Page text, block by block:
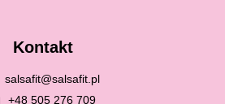
Kontakt
salsafit@salsafit.pl
+48 505 276 709